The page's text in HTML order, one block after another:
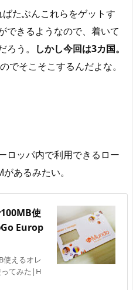
たぶんこれらをゲットす
できるようなので、着いて
う。
しかし今回は3カ国。
でそこそこするんだよな。
ロッパ内で利用できるロー
あるみたい。
使
Europ
使えるオレ
ってみた|H